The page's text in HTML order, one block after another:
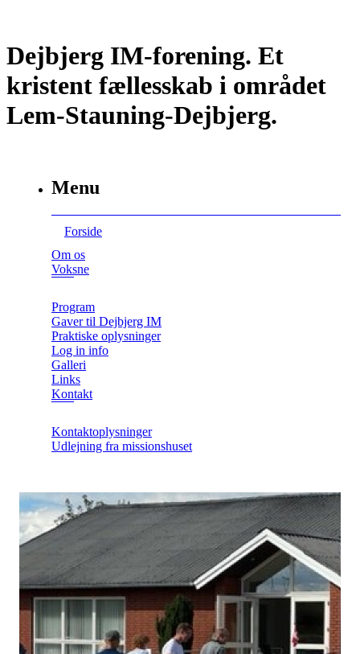
Dejbjerg IM-forening. Et
kristent fællesskab i området
Lem-Stauning-Dejbjerg.
Menu
Forside
Om os
Voksne
Program
Gaver til Dejbjerg IM
Praktiske oplysninger
Log in info
Galleri
Links
Kontakt
Kontaktoplysninger
Udlejning fra missionshuset